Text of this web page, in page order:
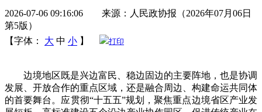
2026-07-06 09:16:06 来源：人民政协报（2026年07月06日
第5版）
【字体：
大 中 小 】 打印
边境地区既是兴边富民、稳边固边的主要阵地，也是协调
发展、开放合作的重点区域，还是融合周边、构建命运共同体
的首要舞台。应贯彻“十五五”规划，聚焦重点边境省区产业发